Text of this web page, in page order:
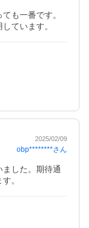
も一番です。
ています。
2025/02/09
obp********さん
した。期待通
。